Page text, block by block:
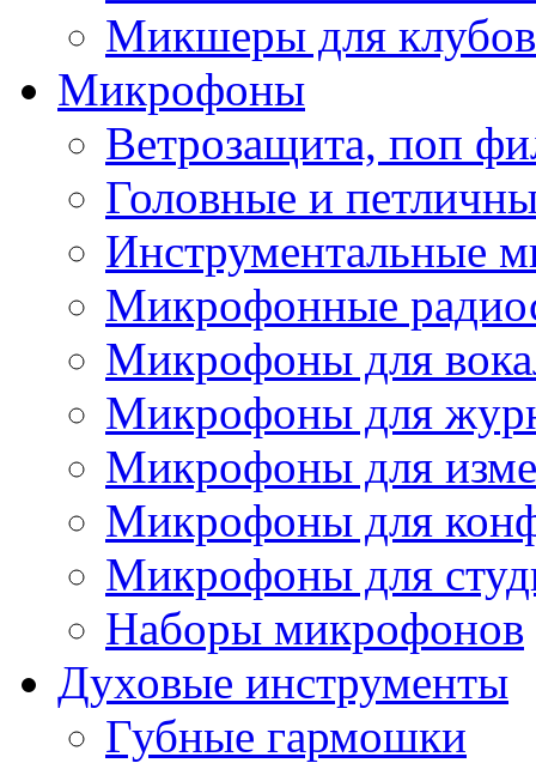
Микшеры для клубов
Микрофоны
Ветрозащита, поп
Головные и
Инструментальные
Микрофонные
Микрофоны для
Микрофоны для
Микрофоны для
Микрофоны для
Микрофоны для
Наборы микрофонов
Духовые инструменты
Губные гармошки